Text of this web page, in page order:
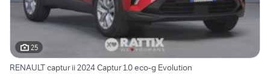
25
RENAULT captur ii 2024 Captur 1.0 eco-g Evolution